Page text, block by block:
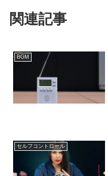
関連記事
BGM
セルフコントロール